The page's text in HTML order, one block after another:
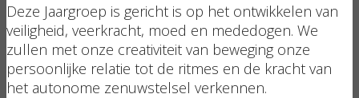
Deze Jaargroep is gericht is op het ontwikkelen van
veiligheid, veerkracht, moed en mededogen. We
zullen met onze creativiteit van beweging onze
persoonlijke relatie tot de ritmes en de kracht van
het autonome zenuwstelsel verkennen.